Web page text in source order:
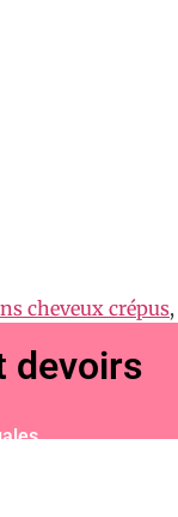
cheveux crépus,
devoirs